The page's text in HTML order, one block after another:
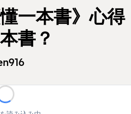
懂一本書》心
書？